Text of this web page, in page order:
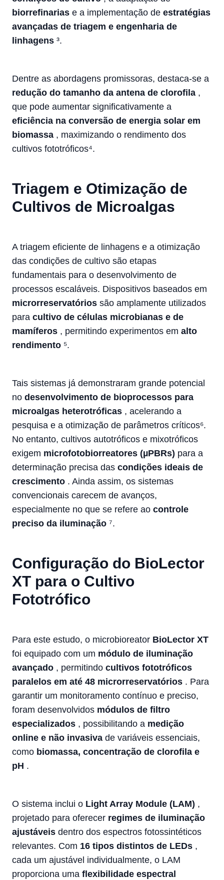
biorrefinarias e a implementação de estratégias
avançadas de triagem e engenharia de
linhagens ³.
Dentre as abordagens promissoras, destaca-se a
redução do tamanho da antena de clorofila ,
que pode aumentar significativamente a
eficiência na conversão de energia solar em
biomassa , maximizando o rendimento dos
cultivos fototróficos⁴.
Triagem e Otimização de
Cultivos de Microalgas
A triagem eficiente de linhagens e a otimização
das condições de cultivo são etapas
fundamentais para o desenvolvimento de
processos escaláveis. Dispositivos baseados em
microrreservatórios são amplamente utilizados
para cultivo de células microbianas e de
mamíferos , permitindo experimentos em alto
rendimento ⁵.
Tais sistemas já demonstraram grande potencial
no desenvolvimento de bioprocessos para
microalgas heterotróficas , acelerando a
pesquisa e a otimização de parâmetros críticos⁶.
No entanto, cultivos autotróficos e mixotróficos
exigem microfotobiorreatores (µPBRs) para a
determinação precisa das condições ideais de
crescimento . Ainda assim, os sistemas
convencionais carecem de avanços,
especialmente no que se refere ao controle
preciso da iluminação ⁷.
Configuração do BioLector
XT para o Cultivo
Fototrófico
Para este estudo, o microbioreator BioLector XT
foi equipado com um módulo de iluminação
avançado , permitindo cultivos fototróficos
paralelos em até 48 microrreservatórios . Para
garantir um monitoramento contínuo e preciso,
foram desenvolvidos módulos de filtro
especializados , possibilitando a medição
online e não invasiva de variáveis essenciais,
como biomassa, concentração de clorofila e
pH .
O sistema inclui o Light Array Module (LAM) ,
projetado para oferecer regimes de iluminação
ajustáveis dentro dos espectros fotossintéticos
relevantes. Com 16 tipos distintos de LEDs ,
cada um ajustável individualmente, o LAM
proporciona uma flexibilidade espectral